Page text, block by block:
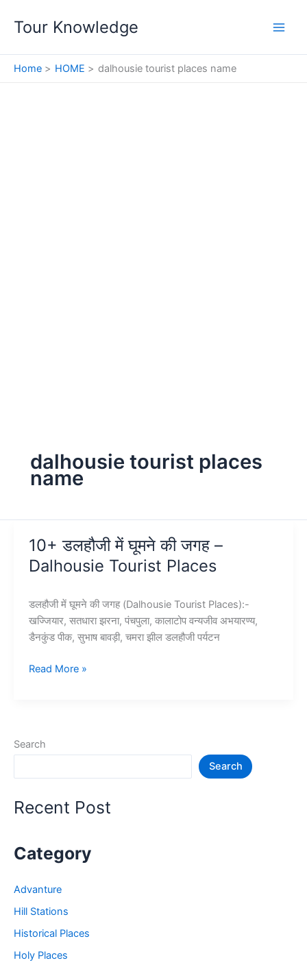
Tour Knowledge
Home HOME dalhousie tourist places name
dalhousie tourist places
name
10+ डलहौजी में घूमने की जगह –
Dalhousie Tourist Places
डलहौजी में घूमने की जगह (Dalhousie Tourist Places):-
खज्जियार, सतधारा झरना, पंचपुला, कालाटोप वन्यजीव अभयारण्य,
डैनकुंड पीक, सुभाष बावड़ी, चमरा झील डलहौजी पर्यटन
10+
जगह
Places
Read More »
Search
Search
Recent Post
Category
Advanture
Hill Stations
Historical Places
Holy Places